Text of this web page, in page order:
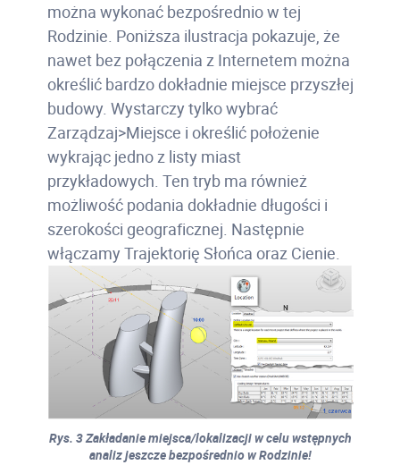
można wykonać bezpośrednio w tej
Rodzinie. Poniższa ilustracja pokazuje, że
nawet bez połączenia z Internetem można
określić bardzo dokładnie miejsce przyszłej
budowy. Wystarczy tylko wybrać
Zarządzaj>Miejsce i określić położenie
wykrając jedno z listy miast
przykładowych. Ten tryb ma również
możliwość podania dokładnie długości i
szerokości geograficznej. Następnie
włączamy Trajektorię Słońca oraz Cienie.
Rys. 3 Zakładanie miejsca/lokalizacji w celu wstępnych
analiz jeszcze bezpośrednio w Rodzinie!